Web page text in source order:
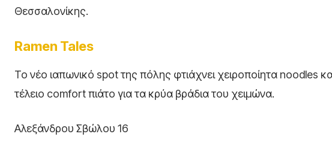
Θεσσαλονίκης.
Ramen Tales
Το νέο ιαπωνικό spot της πόλης φτιάχνει χειροποίητα noodles
τέλειο comfort πιάτο για τα κρύα βράδια του χειμώνα.
Αλεξάνδρου Σβώλου 16